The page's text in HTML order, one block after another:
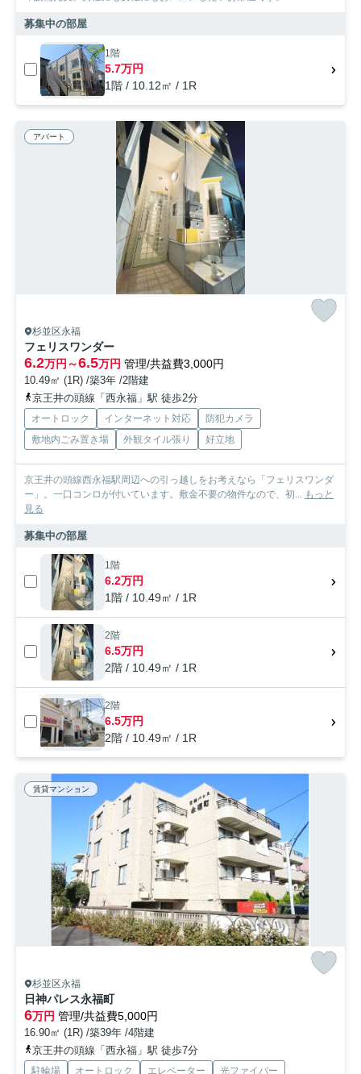
募集中の部屋
1階
5.7万円
1階 / 10.12㎡ / 1R
アパート
杉並区永福
フェリスワンダー
6.2万円～6.5万円 管理/共益費3,000円
10.49㎡ (1R) /築3年 /2階建
京王井の頭線「西永福」駅 徒歩2分
オートロック インターネット対応
防犯カメラ
敷地内ごみ置き場
外観タイル張り 好立地
京王井の頭線西永福駅周辺への引っ越しをお考えなら「フェリスワンダ
ー」。一口コンロが付いています。敷金不要の物件なので、初...
もっと
見る
募集中の部屋
1階
6.2万円
1階 / 10.49㎡ / 1R
2階
6.5万円
2階 / 10.49㎡ / 1R
2階
6.5万円
2階 / 10.49㎡ / 1R
賃貸マンション
杉並区永福
日神パレス永福町
6万円 管理/共益費5,000円
16.90㎡ (1R) /築39年 /4階建
京王井の頭線「西永福」駅 徒歩7分
駐輪場 オートロック エレベーター 光ファイバー